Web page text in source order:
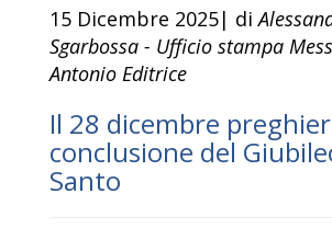
15 Dicembre 2025| di
Sgarbossa - Ufficio stampa
Antonio Editrice
Il 28 dicembre
conclusione del
Santo